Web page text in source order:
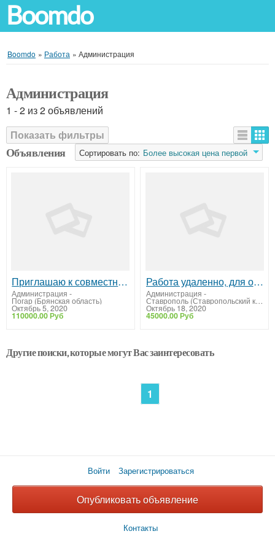
Boomdo
Boomdo » Работа » Администрация
Администрация
1 - 2 из 2 объявлений
Показать фильтры
Сортировать по: Более высокая цена первой
Объявления
Приглашаю к совместной работе абсолютно всех
Администрация -
Погар (Брянская область)
Октябрь 5, 2020
110000.00 Руб
Работа удаленно, для ответственных людей.
Администрация -
Ставрополь (Ставропольский край)
Октябрь 18, 2020
45000.00 Руб
Другие поиски, которые могут Вас заинтересовать
1
Войти Зарегистрироваться
Опубликовать объявление
Контакты